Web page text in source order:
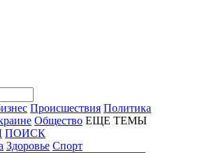
Происшествия Политика
Общество ЕЩЕ ТЕМЫ
ПОИСК
Здоровье Спорт